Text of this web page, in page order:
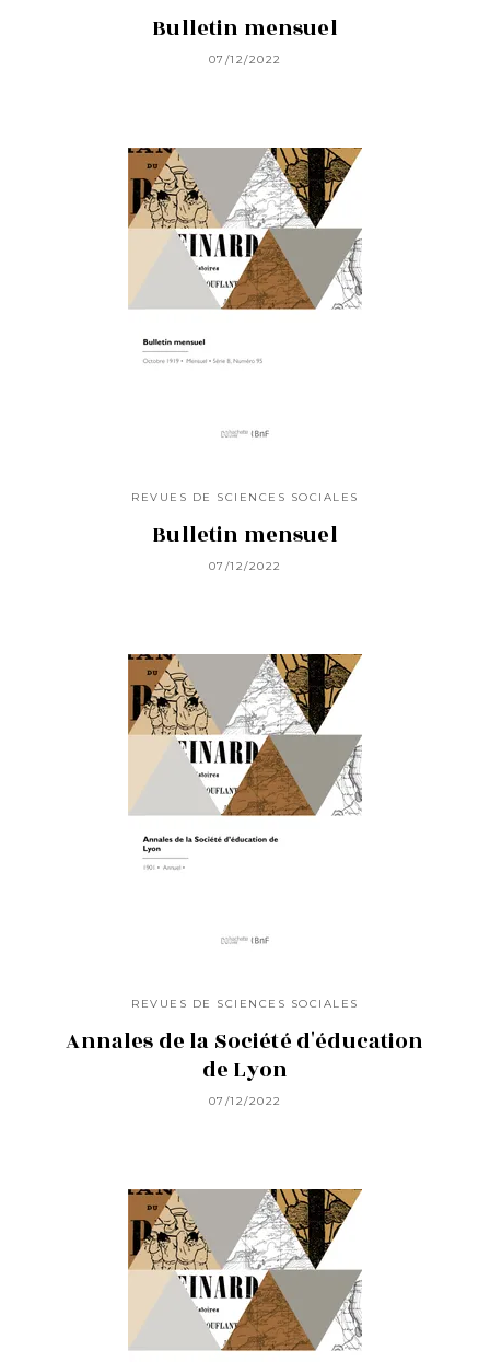
Bulletin mensuel
07/12/2022
REVUES DE SCIENCES SOCIALES
Bulletin mensuel
07/12/2022
REVUES DE SCIENCES SOCIALES
Annales de la Société d'éducation
de Lyon
07/12/2022